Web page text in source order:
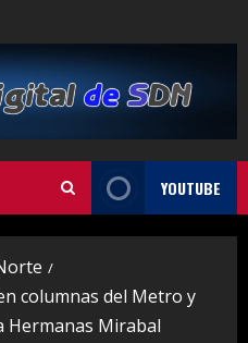
YOUTUBE
columnas del Metro y
Hermanas Mirabal